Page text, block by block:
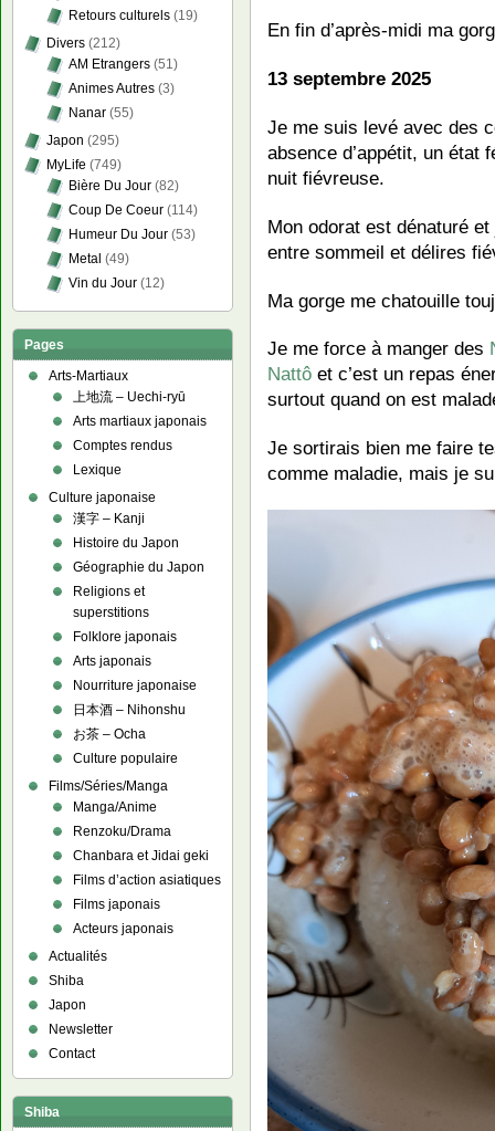
En fin d’après-midi ma
13 septembre 2025
Je me suis levé avec des
absence d’appétit, un état
nuit fiévreuse.
Mon odorat est dénaturé
entre sommeil et délires
Ma gorge me chatouille
Je me force à manger des
Nattô et c’est un repas
surtout quand on est
Je sortirais bien me faire
comme maladie, mais je
Retours culturels (19)
Divers (212)
AM Etrangers (51)
Animes Autres (3)
Nanar (55)
Japon (295)
MyLife (749)
Bière Du Jour (82)
Coup De Coeur (114)
Humeur Du Jour (53)
Metal (49)
Vin du Jour (12)
Pages
Arts-Martiaux
上地流 – Uechi-ryū
Arts martiaux japonais
Comptes rendus
Lexique
Culture japonaise
漢字 – Kanji
Histoire du Japon
Géographie du Japon
Religions et
superstitions
Folklore japonais
Arts japonais
Nourriture japonaise
日本酒 – Nihonshu
お茶 – Ocha
Culture populaire
Films/Séries/Manga
Manga/Anime
Renzoku/Drama
Chanbara et Jidai geki
Films d’action asiatiques
Films japonais
Acteurs japonais
Actualités
Shiba
Japon
Newsletter
Contact
Shiba